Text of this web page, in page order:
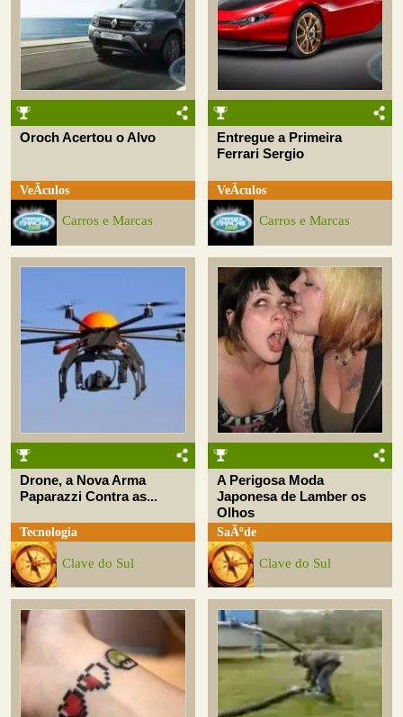
Oroch Acertou o Alvo
VeÃ­culos
Carros e Marcas
Entregue a Primeira
Ferrari Sergio
VeÃ­culos
Carros e Marcas
Drone, a Nova Arma
Paparazzi Contra as...
Tecnologia
Clave do Sul
A Perigosa Moda
Japonesa de Lamber os
Olhos
SaÃºde
Clave do Sul